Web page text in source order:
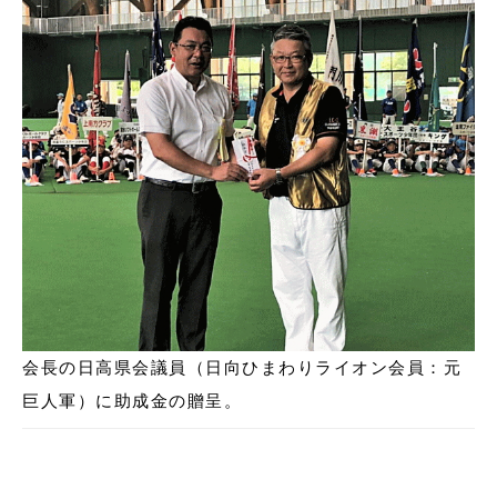
会長の日高県会議員（日向ひまわりライオン会員：元
巨人軍）に助成金の贈呈。